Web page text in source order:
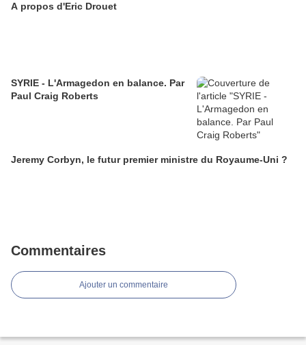
A propos d'Eric Drouet
SYRIE - L'Armagedon en balance. Par
Paul Craig Roberts
Jeremy Corbyn, le futur premier ministre du Royaume-Uni ?
Commentaires
Ajouter un commentaire